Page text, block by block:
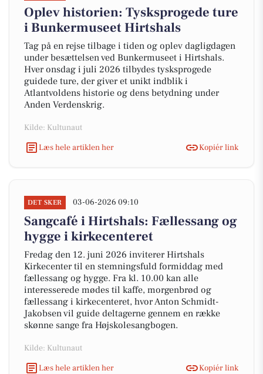
Oplev historien: Tysksprogede ture
i Bunkermuseet Hirtshals
Tag på en rejse tilbage i tiden og oplev dagligdagen
under besættelsen ved Bunkermuseet i Hirtshals.
Hver onsdag i juli 2026 tilbydes tysksprogede
guidede ture, der giver et unikt indblik i
Atlantvoldens historie og dens betydning under
Anden Verdenskrig.
Kilde: Kultunaut
Læs hele artiklen her
Kopiér link
DET SKER 03-06-2026 09:10
Sangcafé i Hirtshals: Fællessang og
hygge i kirkecenteret
Fredag den 12. juni 2026 inviterer Hirtshals
Kirkecenter til en stemningsfuld formiddag med
fællessang og hygge. Fra kl. 10.00 kan alle
interesserede mødes til kaffe, morgenbrød og
fællessang i kirkecenteret, hvor Anton Schmidt-
Jakobsen vil guide deltagerne gennem en række
skønne sange fra Højskolesangbogen.
Kilde: Kultunaut
Læs hele artiklen her
Kopiér link